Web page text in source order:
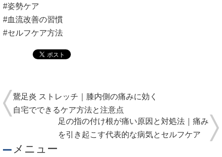
#姿勢ケア
#血流改善の習慣
#セルフケア方法
鵞足炎 ストレッチ｜膝内側の痛みに効く
自宅でできるケア方法と注意点
足の指の付け根が痛い原因と対処法｜痛み
を引き起こす代表的な病気とセルフケア
メニュー